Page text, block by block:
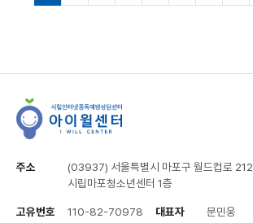
주소
(03937) 서울특별시 마포구 월드컵로 212
시립마포청소년센터 1층
고유번호 110-82-70978 대표자 문민웅